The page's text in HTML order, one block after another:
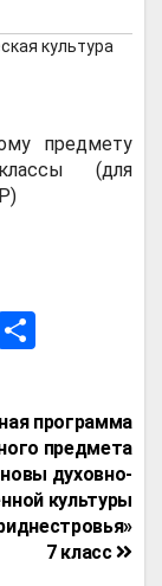
культура
предмету
(для
O
п
р
а
в
и
программа
предмета
духовно-
культуры
7 класс